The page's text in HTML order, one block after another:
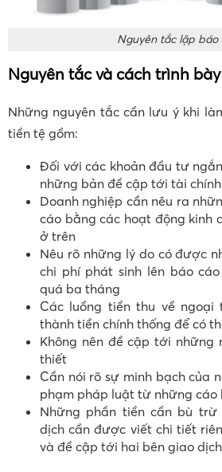
Nguyên tắc lập báo
Nguyên tắc và cách trình
Những nguyên tắc cần lưu ý khi
tiền tệ gồm:
Đối với các khoản đầu tư
những bản đề cập tới tài
Doanh nghiệp cần nêu ra
cáo bằng các hoạt động kinh
ở trên
Nêu rõ những lý do có được
chi phí phát sinh lên báo
quá ba tháng
Các luồng tiền thu về
thành tiền chính thống để có
Không nên đề cập tới những
thiết
Cần nói rõ sự minh bạch của
phạm pháp luật từ những cáo
Những phần tiền cần bù
dịch cần được viết chi tiết
và đề cập tới hai bên giao dịch